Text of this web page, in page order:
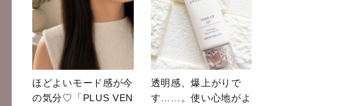
ほどよいモード感が今
の気分♡「PLUS VEN
透明感、爆上がりで
す……。使い心地がよ